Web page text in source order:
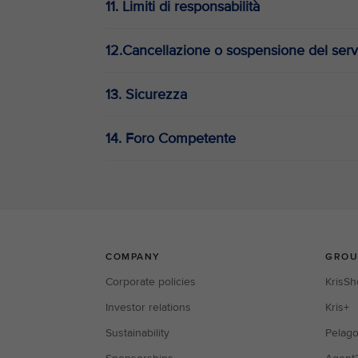
11. Limiti di responsabilità
12.Cancellazione o sospensione del
13. Sicurezza
14. Foro Competente